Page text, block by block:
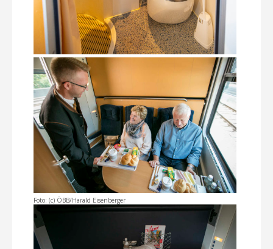
Foto: (c) ÖBB/Harald Eisenberger